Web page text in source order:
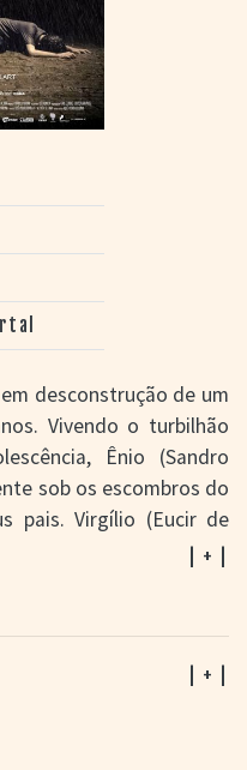
desconstrução de um
Vivendo o turbilhão
Ênio (Sandro
sob os escombros do
pais. Virgílio (Eucir de
e indiferente à família,
do marido e pelo
no filho um consolo
se acentua na relação
| + |
| + |